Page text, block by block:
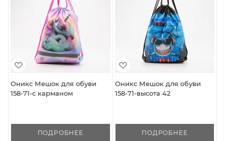
Оникс Мешок для обуви
158-71-с карманом
ПОДРОБНЕЕ
Оникс Мешок для обуви
158-71-высота 42
ПОДРОБНЕЕ